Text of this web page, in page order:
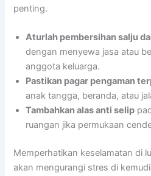
penting.
Aturlah pembersihan salju
dengan menyewa jasa atau
anggota keluarga.
Pastikan pagar pengaman
anak tangga, beranda, atau
Tambahkan alas anti selip
ruangan jika permukaan
Memperhatikan keselamatan di
akan mengurangi stres di